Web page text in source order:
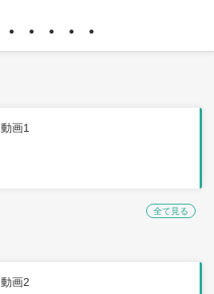
動画1
全て見る
動画2